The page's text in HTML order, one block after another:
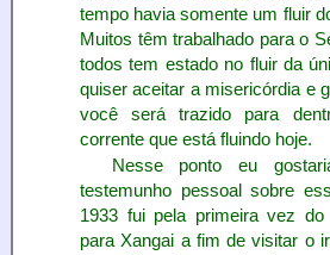
tempo havia somente um fluir
Muitos têm trabalhado para o
todos tem estado no fluir da
quiser aceitar a misericórdia e
você será trazido para
corrente que está fluindo hoje.
Nesse ponto eu
testemunho pessoal sobre
1933 fui pela primeira vez
para Xangai a fim de visitar o